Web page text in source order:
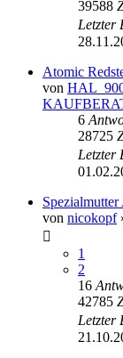
39588
Letzter
Atomic
von
6
28725
Letzter
von nicokopf
1
2
16
42785
Letzter